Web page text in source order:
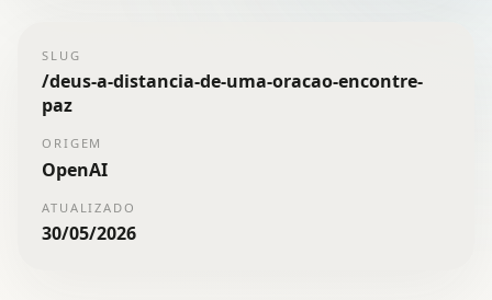
SLUG
/deus-a-distancia-de-uma-oracao-encontre-
paz
ORIGEM
OpenAI
ATUALIZADO
30/05/2026